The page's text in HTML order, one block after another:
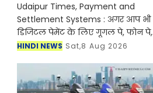
Udaipur Times, Payment and
Settlement Systems : अगर आप भी
डिजिटल पेमेंट के लिए गूगल पे, फोन पे,
पेटीएम का इस्तेमाल करते हैं तो यह खबर
सरकार पेमेंट एंड सेटलमेंट सिस
HINDI NEWS Sat,8 Aug 2026